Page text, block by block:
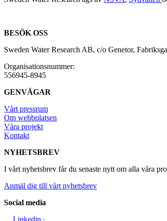
BESÖK OSS
Sweden Water Research AB, c/o Genetor,
Organisationsnummer:
556945-8945
GENVÄGAR
Vårt pressrum
Om webbplatsen
Våra projekt
Kontakt
NYHETSBREV
I vårt nyhetsbrev får du senaste nytt om alla våra
Anmäl dig till vårt nyhetsbrev
Social media
Linkedin ∙